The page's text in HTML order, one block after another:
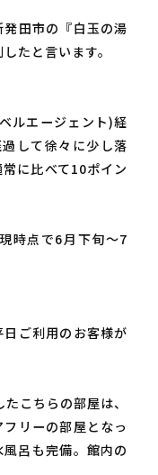
田市の『白玉の湯
たと言います。
ルエージェント)経
して徐々に少し落
に比べて10ポイン
時点で6月下旬～7
日ご利用のお客様が
こちらの部屋は、
リーの部屋となっ
呂も完備。館内の